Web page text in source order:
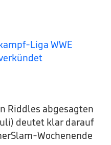
Liga WWE
Riddles abgesagten
deutet klar darauf
Wochenende